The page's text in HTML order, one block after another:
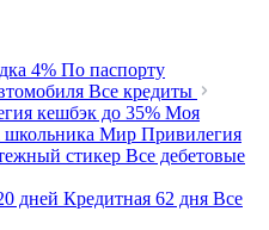
4% По паспорту
Все кредиты
кешбэк до 35% Моя
школьника Мир Привилегия
стикер Все дебетовые
дней Кредитная 62 дня Все